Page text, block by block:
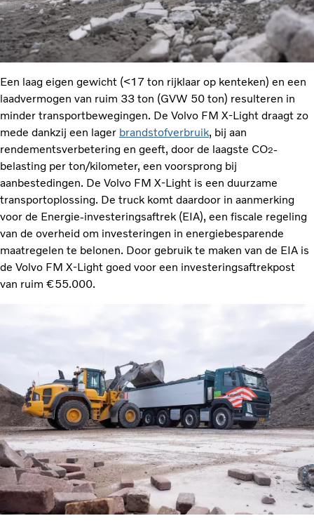
Een laag eigen gewicht (<17 ton rijklaar op kenteken) en een
laadvermogen van ruim 33 ton (GVW 50 ton) resulteren in
minder transportbewegingen. De Volvo FM X-Light draagt zo
mede dankzij een lager brandstofverbruik, bij aan
rendementsverbetering en geeft, door de laagste CO2-
belasting per ton/kilometer, een voorsprong bij
aanbestedingen. De Volvo FM X-Light is een duurzame
transportoplossing. De truck komt daardoor in aanmerking
voor de Energie-investeringsaftrek (EIA), een fiscale regeling
van de overheid om investeringen in energiebesparende
maatregelen te belonen. Door gebruik te maken van de EIA is
de Volvo FM X-Light goed voor een investeringsaftrekpost
van ruim €55.000.